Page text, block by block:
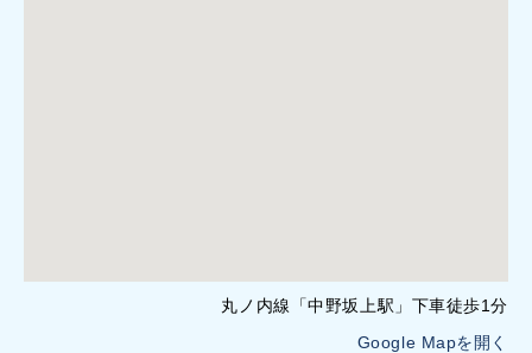
丸ノ内線「中野坂上駅」下車徒歩1分
Google Mapを開く